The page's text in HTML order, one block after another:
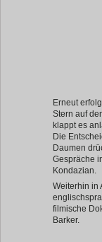
Erneut
Stern auf
klappt es
Die
Daumen
Gespräche
Kondazian.
Weiterhin in
filmische
Barker.